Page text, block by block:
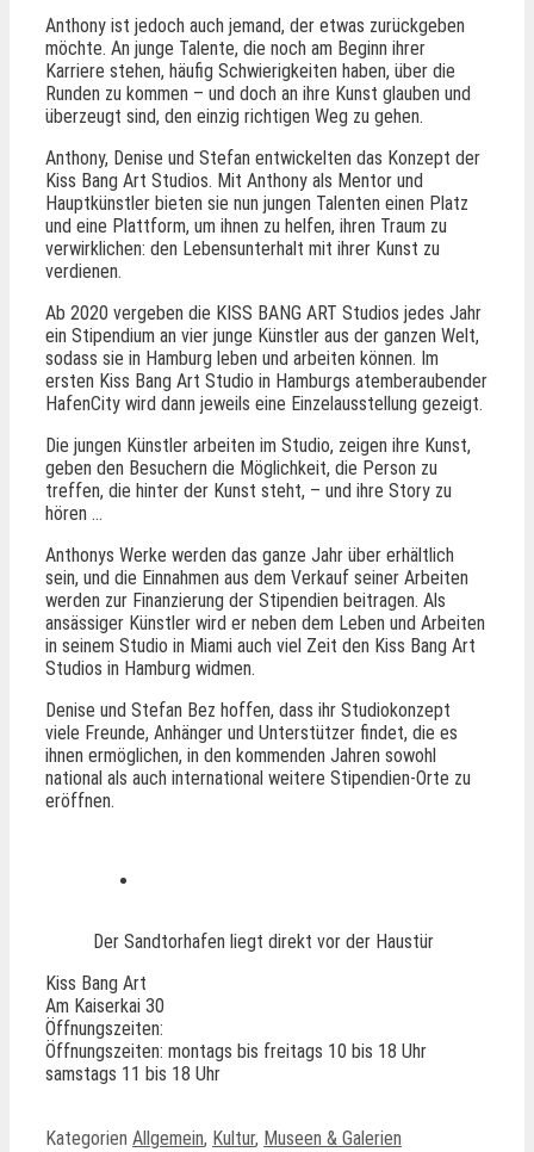
Anthony ist jedoch auch jemand, der etwas zurückgeben
möchte. An junge Talente, die noch am Beginn ihrer
Karriere stehen, häufig Schwierigkeiten haben, über die
Runden zu kommen – und doch an ihre Kunst glauben und
überzeugt sind, den einzig richtigen Weg zu gehen.
Anthony, Denise und Stefan entwickelten das Konzept der
Kiss Bang Art Studios. Mit Anthony als Mentor und
Hauptkünstler bieten sie nun jungen Talenten einen Platz
und eine Plattform, um ihnen zu helfen, ihren Traum zu
verwirklichen: den Lebensunterhalt mit ihrer Kunst zu
verdienen.
Ab 2020 vergeben die KISS BANG ART Studios jedes Jahr
ein Stipendium an vier junge Künstler aus der ganzen Welt,
sodass sie in Hamburg leben und arbeiten können. Im
ersten Kiss Bang Art Studio in Hamburgs atemberaubender
HafenCity wird dann jeweils eine Einzelausstellung gezeigt.
Die jungen Künstler arbeiten im Studio, zeigen ihre Kunst,
geben den Besuchern die Möglichkeit, die Person zu
treffen, die hinter der Kunst steht, – und ihre Story zu
hören …
Anthonys Werke werden das ganze Jahr über erhältlich
sein, und die Einnahmen aus dem Verkauf seiner Arbeiten
werden zur Finanzierung der Stipendien beitragen. Als
ansässiger Künstler wird er neben dem Leben und Arbeiten
in seinem Studio in Miami auch viel Zeit den Kiss Bang Art
Studios in Hamburg widmen.
Denise und Stefan Bez hoffen, dass ihr Studiokonzept
viele Freunde, Anhänger und Unterstützer findet, die es
ihnen ermöglichen, in den kommenden Jahren sowohl
national als auch international weitere Stipendien-Orte zu
eröffnen.
Der Sandtorhafen liegt direkt vor der Haustür
Kiss Bang Art
Am Kaiserkai 30
Öffnungszeiten:
Öffnungszeiten: montags bis freitags 10 bis 18 Uhr
samstags 11 bis 18 Uhr
Kategorien Allgemein, Kultur, Museen & Galerien